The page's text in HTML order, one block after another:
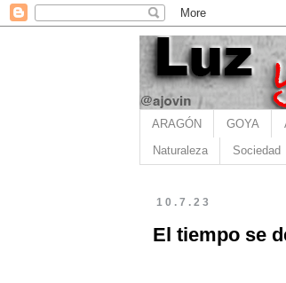
ARAGÓN GOYA
Naturaleza Sociedad
10.7.23
El tiempo se